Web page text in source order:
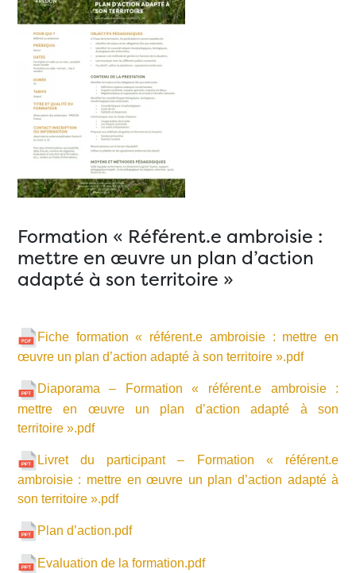
Formation « Référent.e ambroisie :
mettre en œuvre un plan d’action
adapté à son territoire »
Fiche formation « référent.e ambroisie : mettre en
œuvre un plan d’action adapté à son territoire ».pdf
Diaporama – Formation « référent.e ambroisie :
mettre en œuvre un plan d’action adapté à son
territoire ».pdf
Livret du participant – Formation « référent.e
ambroisie : mettre en œuvre un plan d’action adapté à
son territoire ».pdf
Plan d’action.pdf
Evaluation de la formation.pdf